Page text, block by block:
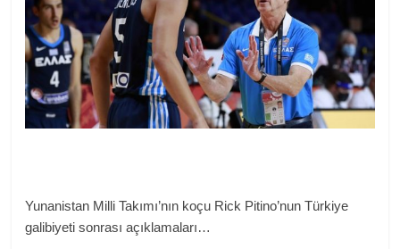
Yunanistan Milli Takımı’nın koçu Rick Pitino’nun Türkiye
galibiyeti sonrası açıklamaları…